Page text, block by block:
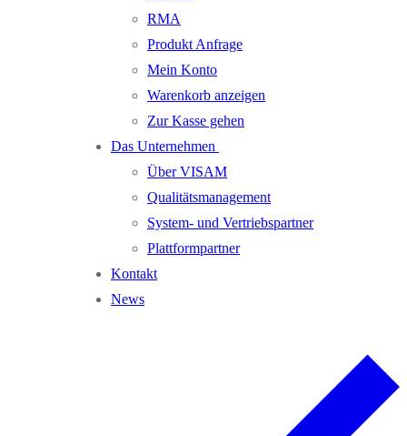
RMA
Produkt Anfrage
Mein Konto
Warenkorb anzeigen
Zur Kasse gehen
Das Unternehmen
Über VISAM
Qualitätsmanagement
System- und Vertriebspartner
Plattformpartner
Kontakt
News